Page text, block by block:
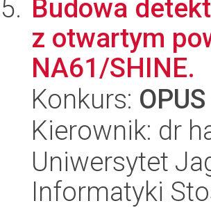
Budowa
z otwartym
NA61/SHINE.
Konkurs:
Kierownik: dr
Uniwersytet
Informatyki